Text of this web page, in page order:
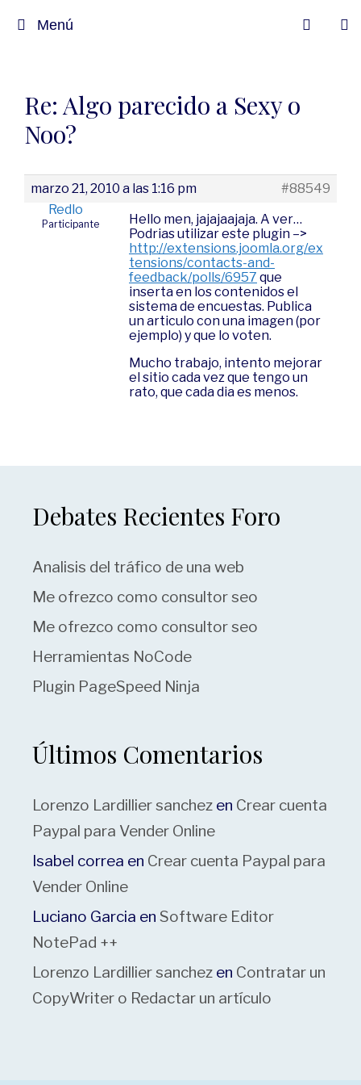
Menú
Re: Algo parecido a Sexy o
Noo?
marzo 21, 2010 a las 1:16 pm
#88549
Redlo
Participante
Hello men, jajajaajaja. A ver…
Podrias utilizar este plugin –>
http://extensions.joomla.org/ex
tensions/contacts-and-
feedback/polls/6957 que
inserta en los contenidos el
sistema de encuestas. Publica
un articulo con una imagen (por
ejemplo) y que lo voten.
Mucho trabajo, intento mejorar
el sitio cada vez que tengo un
rato, que cada dia es menos.
Debates Recientes Foro
Analisis del tráfico de una web
Me ofrezco como consultor seo
Me ofrezco como consultor seo
Herramientas NoCode
Plugin PageSpeed Ninja
Últimos Comentarios
Lorenzo Lardillier sanchez en Crear cuenta
Paypal para Vender Online
Isabel correa en Crear cuenta Paypal para
Vender Online
Luciano Garcia en Software Editor
NotePad ++
Lorenzo Lardillier sanchez en Contratar un
CopyWriter o Redactar un artículo